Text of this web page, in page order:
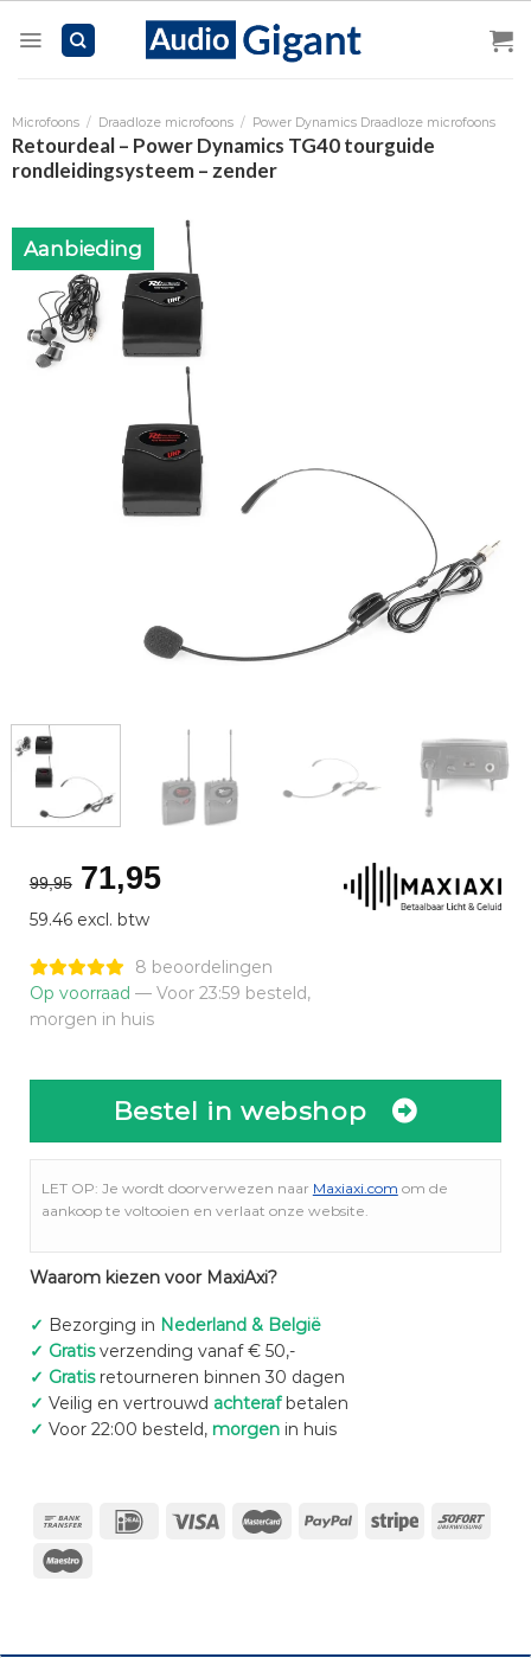
Microfoons / Draadloze microfoons / Power Dynamics Draadloze microfoons
Retourdeal – Power Dynamics TG40 tourguide
rondleidingsysteem – zender
Aanbieding
99,95 Oorspronkelijke
prijs
was:
€99,95.
71,95Huidige
€71,95.
59.46 excl. btw
8 beoordelingen
Op voorraad — Voor 23:59 besteld,
morgen in huis
Bestel in webshop
LET OP: Je wordt doorverwezen naar Maxiaxi.com om de
aankoop te voltooien en verlaat onze website.
Waarom kiezen voor MaxiAxi?
✓ Bezorging in Nederland & België
✓ Gratisverzending vanaf € 50,-
✓ Gratisretourneren binnen 30 dagen
✓ Veilig en vertrouwd achterafbetalen
✓ Voor 22:00 besteld, morgenin huis